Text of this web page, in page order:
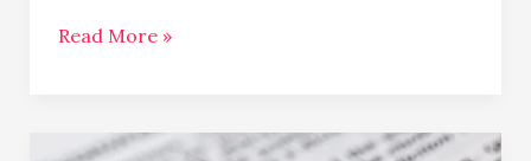
Read More »
Tradução